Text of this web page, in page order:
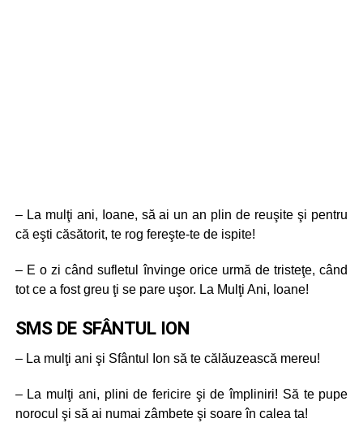
– La mulţi ani, Ioane, să ai un an plin de reuşite şi pentru
că eşti căsătorit, te rog fereşte-te de ispite!
– E o zi când sufletul învinge orice urmă de tristeţe, când
tot ce a fost greu ţi se pare uşor. La Mulţi Ani, Ioane!
SMS DE SFÂNTUL ION
– La mulţi ani şi Sfântul Ion să te călăuzească mereu!
– La mulţi ani, plini de fericire şi de împliniri! Să te pupe
norocul şi să ai numai zâmbete şi soare în calea ta!